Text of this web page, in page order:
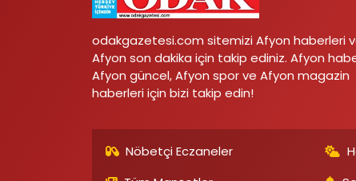
odakgazetesi.com sitemizi Afyon haberleri
Afyon son dakika için takip ediniz. Afyon
Afyon güncel, Afyon spor ve Afyon magazin
haberleri için bizi takip edin!
Nöbetçi Eczaneler